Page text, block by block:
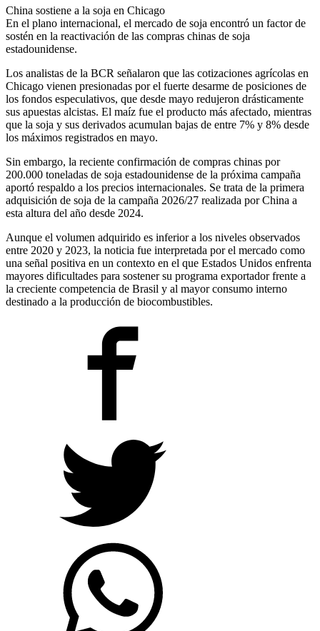
China sostiene a la soja en Chicago
En el plano internacional, el mercado de soja encontró un factor de
sostén en la reactivación de las compras chinas de soja
estadounidense.
Los analistas de la BCR señalaron que las cotizaciones agrícolas en
Chicago vienen presionadas por el fuerte desarme de posiciones de
los fondos especulativos, que desde mayo redujeron drásticamente
sus apuestas alcistas. El maíz fue el producto más afectado, mientras
que la soja y sus derivados acumulan bajas de entre 7% y 8% desde
los máximos registrados en mayo.
Sin embargo, la reciente confirmación de compras chinas por
200.000 toneladas de soja estadounidense de la próxima campaña
aportó respaldo a los precios internacionales. Se trata de la primera
adquisición de soja de la campaña 2026/27 realizada por China a
esta altura del año desde 2024.
Aunque el volumen adquirido es inferior a los niveles observados
entre 2020 y 2023, la noticia fue interpretada por el mercado como
una señal positiva en un contexto en el que Estados Unidos enfrenta
mayores dificultades para sostener su programa exportador frente a
la creciente competencia de Brasil y al mayor consumo interno
destinado a la producción de biocombustibles.